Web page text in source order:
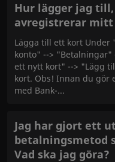
Hur lägger jag
avregistrerar
Lägga till ett kort
konto" -->
ett nytt kort" --> "Lägg
kort. Obs! Innan du gör
med Bank-
Jag har gjort ett
betalningsmetod
Vad ska jag göra?